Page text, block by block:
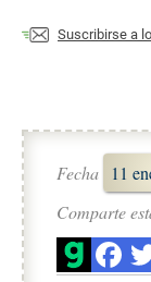
Suscribirse a
Fecha
11
Comparte